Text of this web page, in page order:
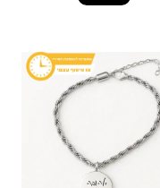
המקורי
היה:
הנוכחי
הוא: